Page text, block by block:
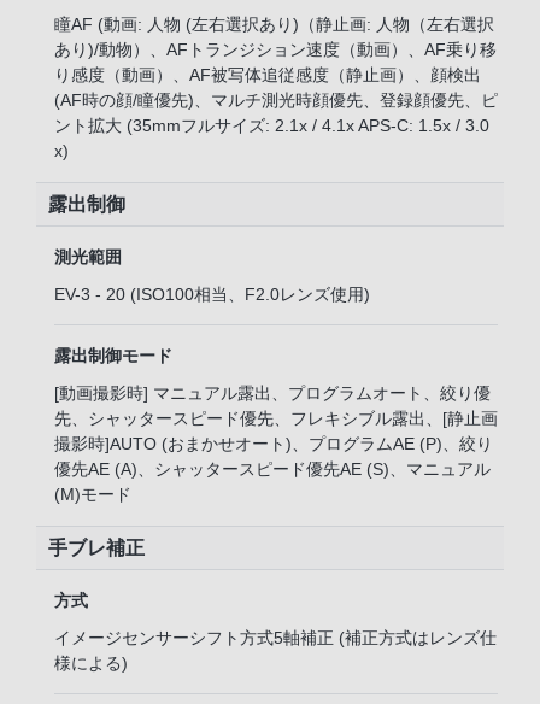
瞳AF (動画: 人物 (左右選択あり)（静止画: 人物（左右選択
あり)/動物）、AFトランジション速度（動画）、AF乗り移
り感度（動画）、AF被写体追従感度（静止画）、顔検出
(AF時の顔/瞳優先)、マルチ測光時顔優先、登録顔優先、ピ
ント拡大 (35mmフルサイズ: 2.1x / 4.1x APS-C: 1.5x / 3.0
x)
露出制御
測光範囲
EV-3 - 20 (ISO100相当、F2.0レンズ使用)
露出制御モード
[動画撮影時] マニュアル露出、プログラムオート、絞り優
先、シャッタースピード優先、フレキシブル露出、[静止画
撮影時]AUTO (おまかせオート)、プログラムAE (P)、絞り
優先AE (A)、シャッタースピード優先AE (S)、マニュアル
(M)モード
手ブレ補正
方式
イメージセンサーシフト方式5軸補正 (補正方式はレンズ仕
様による)